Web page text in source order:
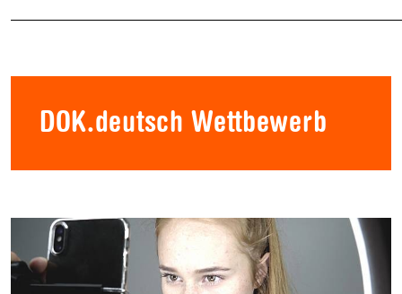
DOK.deutsch Wettbewerb